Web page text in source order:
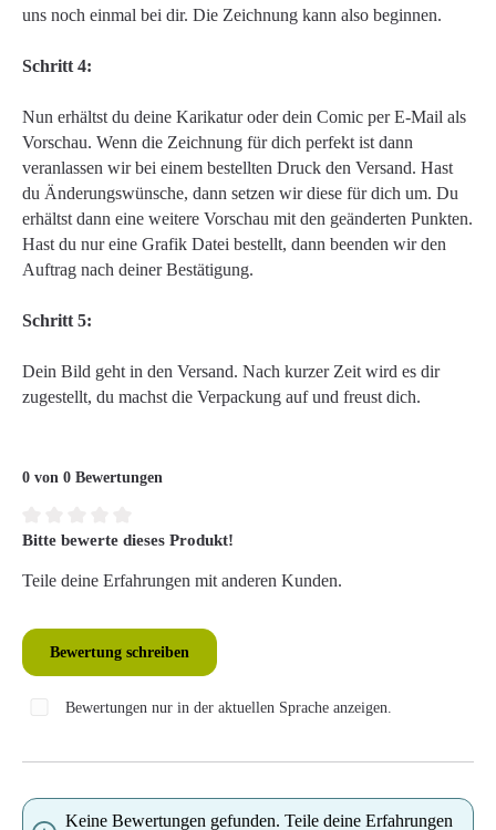
uns noch einmal bei dir. Die Zeichnung kann also beginnen.
Schritt 4:
Nun erhältst du deine Karikatur oder dein Comic per E-Mail als
Vorschau. Wenn die Zeichnung für dich perfekt ist dann
veranlassen wir bei einem bestellten Druck den Versand. Hast
du Änderungswünsche, dann setzen wir diese für dich um. Du
erhältst dann eine weitere Vorschau mit den geänderten Punkten.
Hast du nur eine Grafik Datei bestellt, dann beenden wir den
Auftrag nach deiner Bestätigung.
Schritt 5:
Dein Bild geht in den Versand. Nach kurzer Zeit wird es dir
zugestellt, du machst die Verpackung auf und freust dich.
0 von 0 Bewertungen
Durchschnittliche Bewertung von 0 von 5 Sternen
Bitte bewerte dieses Produkt!
Teile deine Erfahrungen mit anderen Kunden.
Bewertung schreiben
Bewertungen nur in der aktuellen Sprache anzeigen.
Keine Bewertungen gefunden. Teile deine Erfahrungen